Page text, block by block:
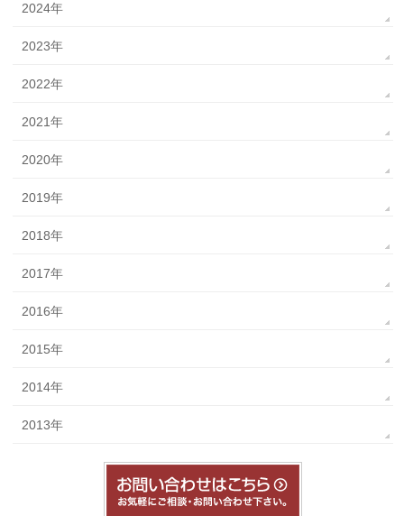
2024年
2023年
2022年
2021年
2020年
2019年
2018年
2017年
2016年
2015年
2014年
2013年